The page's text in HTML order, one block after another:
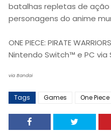
batalhas repletas de
personagens do anime
ONE PIECE: PIRATE
Nintendo Switch™ e PC via
via Bandai
Tags Games One Piece